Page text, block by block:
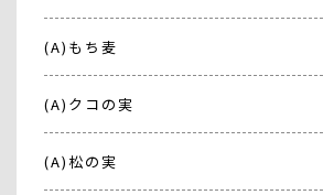
(A)もち麦
(A)クコの実
(A)松の実